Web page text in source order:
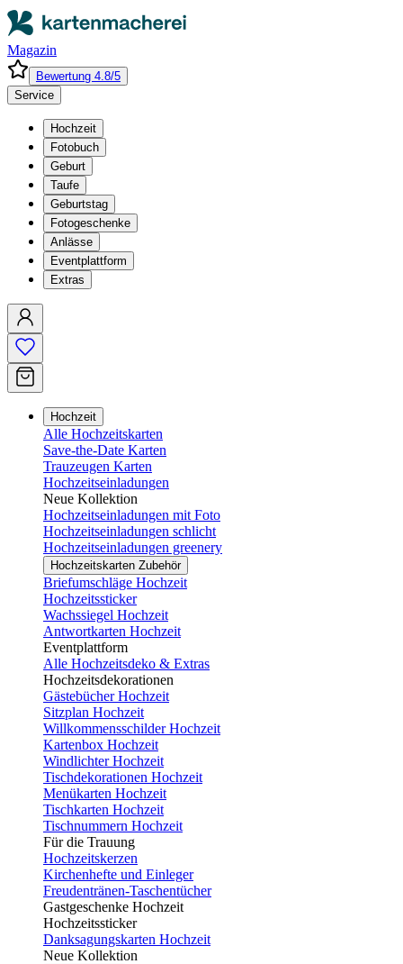
Magazin
Bewertung 4.8/5
Service
Hochzeit
Fotobuch
Geburt
Taufe
Geburtstag
Fotogeschenke
Anlässe
Eventplattform
Extras
Hochzeit
Alle Hochzeitskarten
Save-the-Date Karten
Trauzeugen Karten
Hochzeitseinladungen
Neue Kollektion
Hochzeitseinladungen mit Foto
Hochzeitseinladungen schlicht
Hochzeitseinladungen greenery
Hochzeitskarten Zubehör
Briefumschläge Hochzeit
Hochzeitssticker
Wachssiegel Hochzeit
Antwortkarten Hochzeit
Eventplattform
Alle Hochzeitsdeko & Extras
Hochzeitsdekorationen
Gästebücher Hochzeit
Sitzplan Hochzeit
Willkommensschilder Hochzeit
Kartenbox Hochzeit
Windlichter Hochzeit
Tischdekorationen Hochzeit
Menükarten Hochzeit
Tischkarten Hochzeit
Tischnummern Hochzeit
Für die Trauung
Hochzeitskerzen
Kirchenhefte und Einleger
Freudentränen-Taschentücher
Gastgeschenke Hochzeit
Hochzeitssticker
Danksagungskarten Hochzeit
Neue Kollektion